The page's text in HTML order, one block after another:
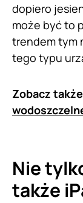
dopiero
może być to
trendem tym
tego typu
Zobacz
Nie
także